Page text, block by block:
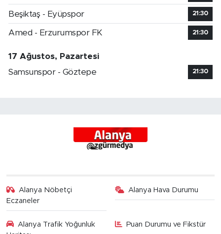
Beşiktaş - Eyüpspor 21:30
Amed - Erzurumspor FK 21:30
17 Ağustos, Pazartesi
Samsunspor - Göztepe
21:30
Alanya Nöbetçi
Eczaneler
Alanya Hava Durumu
Alanya Trafik Yoğunluk
Puan Durumu ve Fikstür